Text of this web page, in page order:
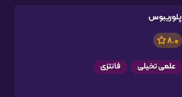
پلوریبوس
8.0
علمی تخیلی فانتزی